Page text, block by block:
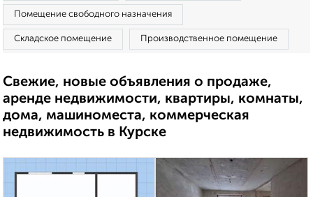
Помещение свободного назначения
Складское помещение Производственное помещение
Свежие, новые объявления о продаже,
аренде недвижимости, квартиры, комнаты,
дома, машиноместа, коммерческая
недвижимость в Курске